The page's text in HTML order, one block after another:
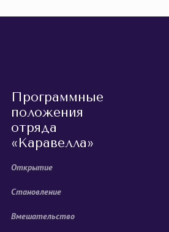
Программные
положения
отряда
«Каравелла»
Открытие
Становление
Вмешательство